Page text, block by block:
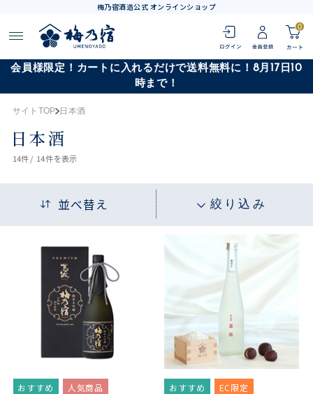
梅乃宿酒造公式 オンラインショップ
0
会員様限定！カートに入れるだけで送料無料に！8月17日10
時まで！
サイトTOP 日本酒
日本酒
14件 / 14件を表示
並べ替え 絞り込み
おすすめ 人気商品 おすすめ EC限定